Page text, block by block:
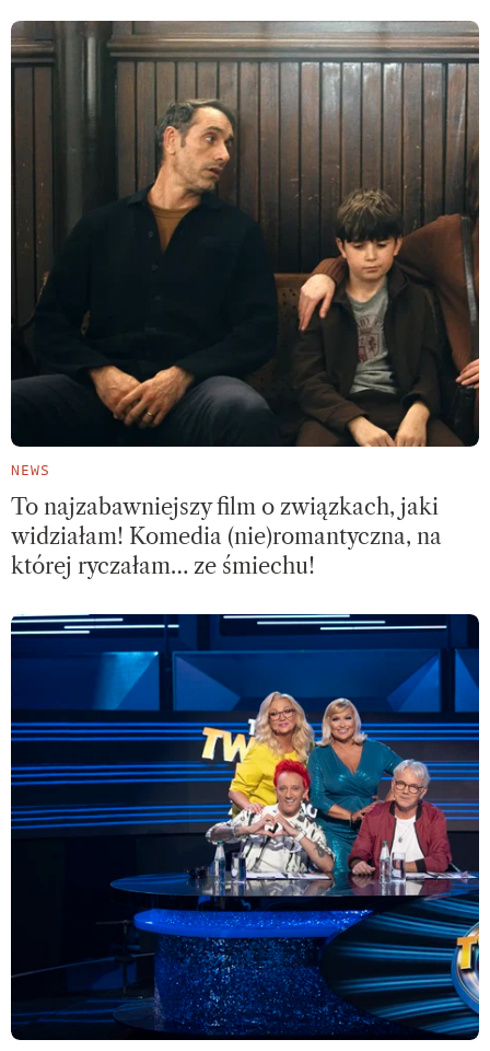
NEWS
To najzabawniejszy film o związkach, jaki
widziałam! Komedia (nie)romantyczna, na
której ryczałam… ze śmiechu!